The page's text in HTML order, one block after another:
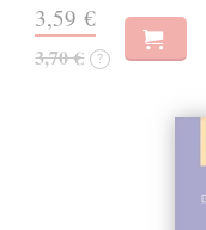
3,59 €
3,70 € ?